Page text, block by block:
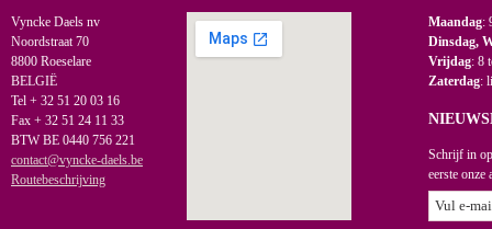
Vyncke Daels nv
Noordstraat 70
8800 Roeselare
BELGIË
Tel + 32 51 20 03 16
Fax + 32 51 24 11 33
BTW BE 0440 756 221
contact@vyncke-daels.be
Routebeschrijving
Maandag:
Dinsdag,
Vrijdag: 8
Zaterdag:
Schrijf in
eerste onze